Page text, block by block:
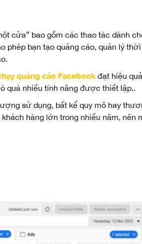
cửa” bao gồm các thao tác dành
phép bạn tạo quảng cáo, quản lý
quảng cáo Facebook đạt hiệu
quá nhiều tính năng được thiết lập..
sử dụng, bất kể quy mô hay
hàng lớn trong nhiều năm, nên